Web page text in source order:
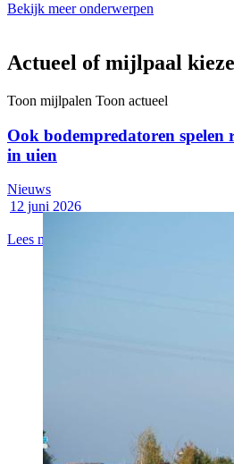
Bekijk meer onderwerpen
Actueel of mijlpaal
Toon mijlpalen Toon actueel
Ook bodempredatoren
in uien
12 juni 2026
Lees meer
Nieuws